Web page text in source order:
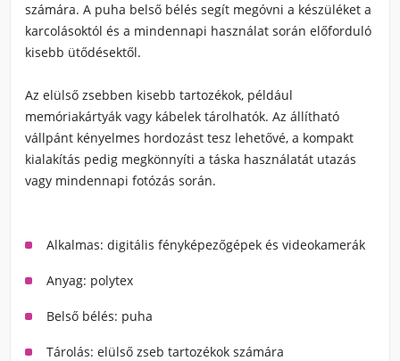
számára. A puha belső bélés segít megóvni a készüléket a
karcolásoktól és a mindennapi használat során előforduló
kisebb ütődésektől.
Az elülső zsebben kisebb tartozékok, például
memóriakártyák vagy kábelek tárolhatók. Az állítható
vállpánt kényelmes hordozást tesz lehetővé, a kompakt
kialakítás pedig megkönnyíti a táska használatát utazás
vagy mindennapi fotózás során.
Alkalmas: digitális fényképezőgépek és videokamerák
Anyag: polytex
Belső bélés: puha
Tárolás: elülső zseb tartozékok számára